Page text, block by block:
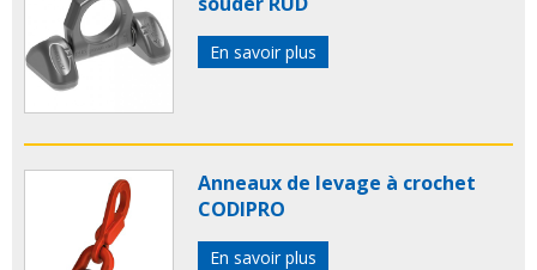
En savoir plus
Anneaux de levage à crochet
CODIPRO
En savoir plus